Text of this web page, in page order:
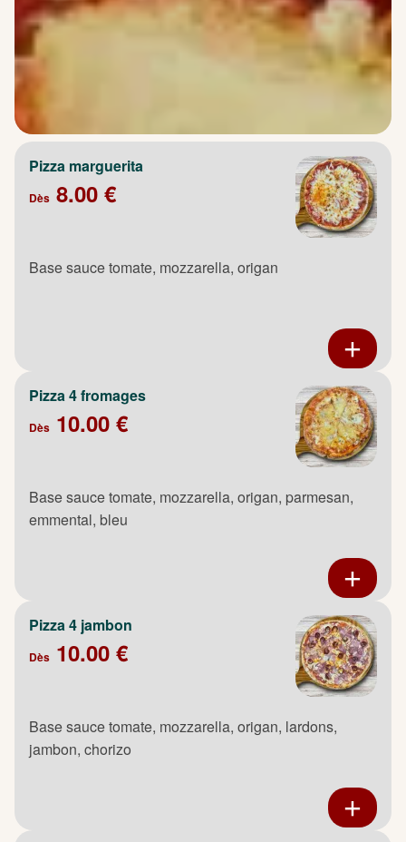
Pizza marguerita
Dès 8.00 €
Base sauce tomate, mozzarella, origan
Pizza 4 fromages
Dès 10.00 €
Base sauce tomate, mozzarella, origan, parmesan,
emmental, bleu
Pizza 4 jambon
Dès 10.00 €
Base sauce tomate, mozzarella, origan, lardons,
jambon, chorizo